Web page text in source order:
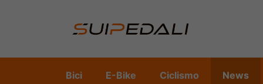
Bici E-Bike Ciclismo News